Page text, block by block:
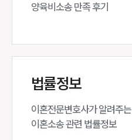
양육비소송 만족 후기
법률정보
이혼전문변호사가 알려주는
이혼소송 관련 법률정보